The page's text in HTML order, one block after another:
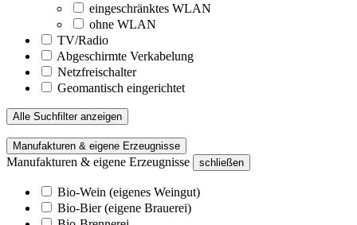
eingeschränktes WLAN
ohne WLAN
TV/Radio
Abgeschirmte Verkabelung
Netzfreischalter
Geomantisch eingerichtet
Alle Suchfilter anzeigen
Manufakturen & eigene Erzeugnisse
Manufakturen & eigene Erzeugnisse schließen
Bio-Wein (eigenes Weingut)
Bio-Bier (eigene Brauerei)